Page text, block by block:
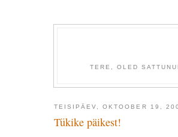
TERE, OLED
TEISIPÄEV, OKTOOBER 19,
Tükike päikest!